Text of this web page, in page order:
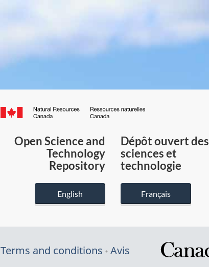
Canada.ca
du
Canada
Open Science and
Technology
Repository
English
Dépôt ouvert des
sciences et
technologie
Français
Terms and conditions Avis